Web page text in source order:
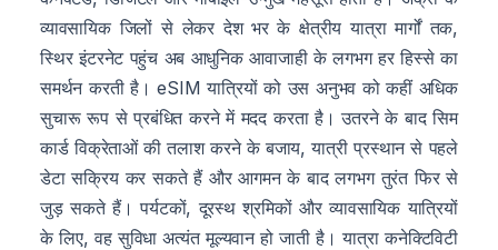
व्यावसायिक जिलों से लेकर देश भर के क्षेत्रीय यात्रा मार्गों तक,
स्थिर इंटरनेट पहुंच अब आधुनिक आवाजाही के लगभग हर हिस्से का
समर्थन करती है। eSIM यात्रियों को उस अनुभव को कहीं अधिक
सुचारू रूप से प्रबंधित करने में मदद करता है। उतरने के बाद सिम
कार्ड विक्रेताओं की तलाश करने के बजाय, यात्री प्रस्थान से पहले
डेटा सक्रिय कर सकते हैं और आगमन के बाद लगभग तुरंत फिर से
जुड़ सकते हैं। पर्यटकों, दूरस्थ श्रमिकों और व्यावसायिक यात्रियों
के लिए, वह सुविधा अत्यंत मूल्यवान हो जाती है। यात्रा कनेक्टिविटी